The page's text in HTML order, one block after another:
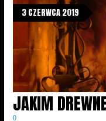
3 CZERWCA 2019
JAKIM
0